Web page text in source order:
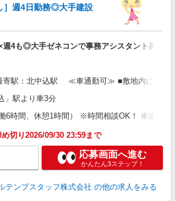
］週4日勤務◎大手建設
週4も◎大手ゼネコンで事務アシスタント募集♪
寄駅：北中込駅 ≪車通勤可≫ ■敷地内に無料
」駅より車3分
6時間、休憩1時間） ※時間相談OK！ ※週3日
切り2026/09/30 23:59まで
応募画面へ進む
かんたん3ステップ！
テンプスタッフ株式会社 の他の求人をみる